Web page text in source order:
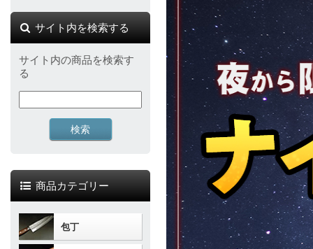
サイト内を検索する
サイト内の商品を検索す
る
商品カテゴリー
包丁